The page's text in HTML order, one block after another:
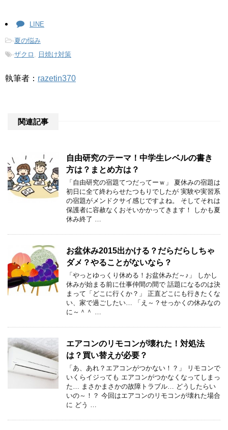
LINE
-夏の悩み
-ザクロ 日焼け対策
執筆者： razetin370
関連記事
自由研究のテーマ！中学生レベルの書き
方は？まとめ方は？
「自由研究の宿題てつだってーｗ」 夏休みの宿題は
初日に全て終わらせたつもりでしたが 実験や実習系
の宿題がメンドクサイ感じですよね。 そしてそれは
保護者に容赦なくおそいかかってきます！ しかも夏
休み終了 …
お盆休み2015出かける？だらだらしちゃ
ダメ？やることがないなら？
「やっとゆっくり休める！お盆休みだ～♪」 しかし
休みが始まる前に仕事仲間の間で 話題になるのは決
まって「どこに行くか？」 正直どこにも行きたくな
い、家で過ごしたい… 「え～？せっかくの休みなの
に～＾＾ …
エアコンのリモコンが壊れた！対処法
は？買い替えが必要？
「あ、あれ？エアコンがつかない！？」 リモコンで
いくらイジっても エアコンがつかなくなってしまっ
た… まさかまさかの故障トラブル… どうしたらい
いの～！？ 今回はエアコンのリモコンが壊れた場合
に どう …